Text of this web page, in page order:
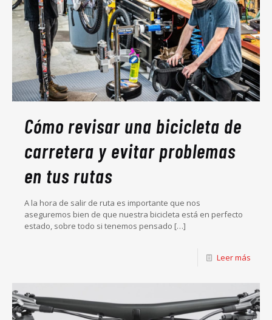
Cómo revisar una bicicleta de
carretera y evitar problemas
en tus rutas
A la hora de salir de ruta es importante que nos
aseguremos bien de que nuestra bicicleta está en perfecto
estado, sobre todo si tenemos pensado […]
Leer más